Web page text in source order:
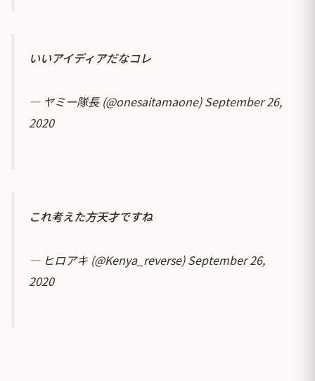
いいアイディアだなコレ
— ヤミー隊長 (@onesaitamaone)September 26,
2020
これ考えた方天才ですね
— ヒロアキ (@Kenya_reverse)September 26,
2020